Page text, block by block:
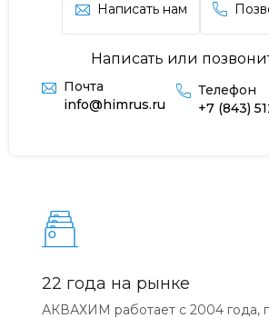
Написать нам
Написать или
Почта
info@himrus.ru
Телефон
+7 (843)
22 года на рынке
АКВАХИМ работает с 2004 года,